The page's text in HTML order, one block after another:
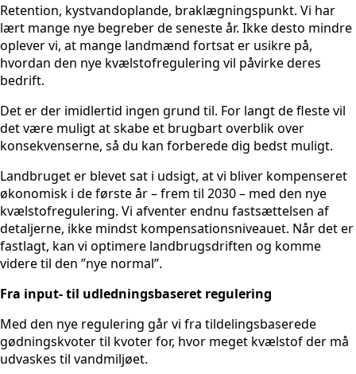
Retention, kystvandoplande, braklægningspunkt. Vi har
lært mange nye begreber de seneste år. Ikke desto mindre
oplever vi, at mange landmænd fortsat er usikre på,
hvordan den nye kvælstofregulering vil påvirke deres
bedrift.
Det er der imidlertid ingen grund til. For langt de fleste vil
det være muligt at skabe et brugbart overblik over
konsekvenserne, så du kan forberede dig bedst muligt.
Landbruget er blevet sat i udsigt, at vi bliver kompenseret
økonomisk i de første år – frem til 2030 – med den nye
kvælstofregulering. Vi afventer endnu fastsættelsen af
detaljerne, ikke mindst kompensationsniveauet. Når det er
fastlagt, kan vi optimere landbrugsdriften og komme
videre til den ”nye normal”.
Fra input- til udledningsbaseret regulering
Med den nye regulering går vi fra tildelingsbaserede
gødningskvoter til kvoter for, hvor meget kvælstof der må
udvaskes til vandmiljøet.